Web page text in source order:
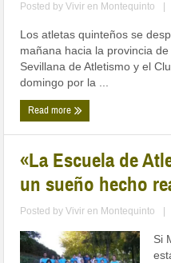
Posted byVivir en Montequinto
Los atletas quinteños se
mañana hacia la provincia
Sevillana de Atletismo y el
domingo por la ...
Read more
«La Escuela de
un sueño hecho
Posted byVivir en Montequinto
Si